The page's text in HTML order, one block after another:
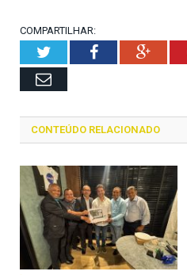
COMPARTILHAR:
TwitterFacebook
Email
CONTEÚDO RELACIONADO